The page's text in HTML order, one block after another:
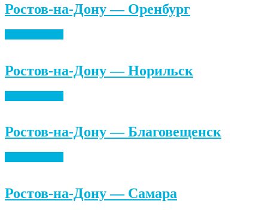
Ростов-на-Дону — Оренбург
Ростов-на-Дону — Норильск
Ростов-на-Дону — Благовещенск
Ростов-на-Дону — Самара